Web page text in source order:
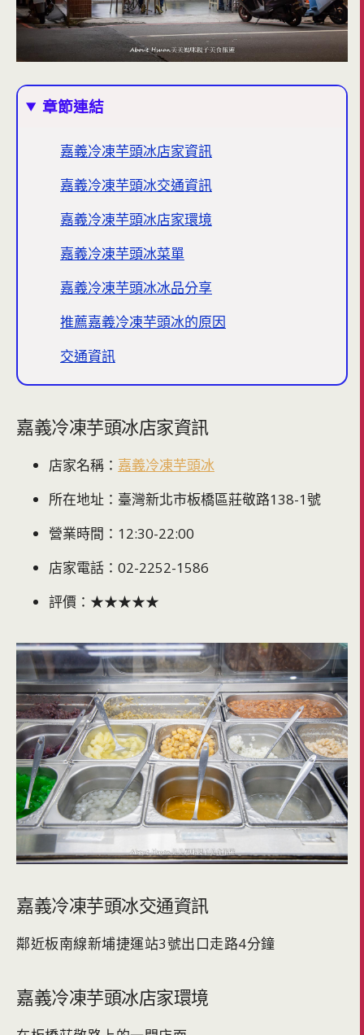
章節連結
嘉義冷凍芋頭冰店家資訊
嘉義冷凍芋頭冰交通資訊
嘉義冷凍芋頭冰店家環境
嘉義冷凍芋頭冰菜單
嘉義冷凍芋頭冰冰品分享
推薦嘉義冷凍芋頭冰的原因
交通資訊
嘉義冷凍芋頭冰店家資訊
店家名稱： 嘉義冷凍芋頭冰
所在地址：臺灣新北市板橋區莊敬路138-1號
營業時間：12:30-22:00
店家電話：02-2252-1586
評價：★★★★★
嘉義冷凍芋頭冰交通資訊
鄰近板南線新埔捷運站3號出口走路4分鐘
嘉義冷凍芋頭冰店家環境